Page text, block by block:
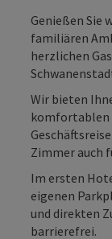
Genießen Sie
familiären
herzlichen
Wir bieten
komfortablen
Zimmer auch
Im ersten
eigenen
und direkten
barrierefrei.